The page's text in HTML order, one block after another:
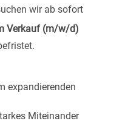
wir ab sofort
Verkauf (m/w/d)
expandierenden
Miteinander